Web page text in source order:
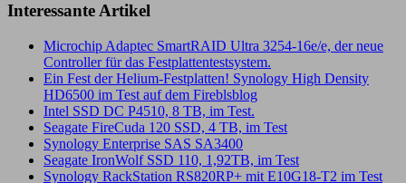
Interessante Artikel
Microchip Adaptec SmartRAID Ultra 3254-16e/e, der neue
Controller für das Festplattentestsystem.
Ein Fest der Helium-Festplatten! Synology High Density
HD6500 im Test auf dem Fireblsblog
Intel SSD DC P4510, 8 TB, im Test.
Seagate FireCuda 120 SSD, 4 TB, im Test
Synology Enterprise SAS SA3400
Seagate IronWolf SSD 110, 1,92TB, im Test
Synology RackStation RS820RP+ mit E10G18-T2 im Test